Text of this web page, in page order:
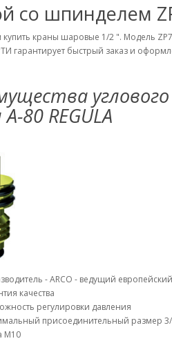
со шпинделем
купить краны шаровые 1/2 ". Модель
гарантирует быстрый заказ и
углового
80 REGULA
- ARCO - ведущий
качества
регулировки давления
присоединительный размер
М10